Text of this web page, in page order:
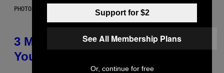
PHOTO BY KEVIN WINTER/GETTY IMAGES FOR RADIO DISNEY
3 Millennial Anthems That Make
You Think of Your Best Friend
Support for $2
See All Membership Plans
Or, continue for free